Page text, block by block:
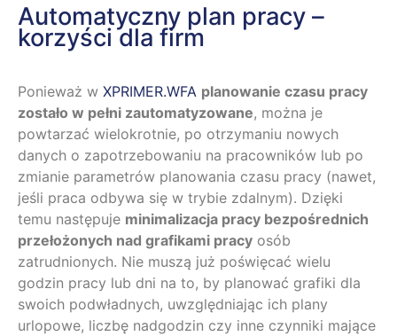
Automatyczny plan pracy –
korzyści dla firm
Ponieważ w XPRIMER.WFA planowanie czasu pracy
zostało w pełni zautomatyzowane, można je
powtarzać wielokrotnie, po otrzymaniu nowych
danych o zapotrzebowaniu na pracowników lub po
zmianie parametrów planowania czasu pracy (nawet,
jeśli praca odbywa się w trybie zdalnym). Dzięki
temu następuje minimalizacja pracy bezpośrednich
przełożonych nad grafikami pracy osób
zatrudnionych. Nie muszą już poświęcać wielu
godzin pracy lub dni na to, by planować grafiki dla
swoich podwładnych, uwzględniając ich plany
urlopowe, liczbę nadgodzin czy inne czynniki mające